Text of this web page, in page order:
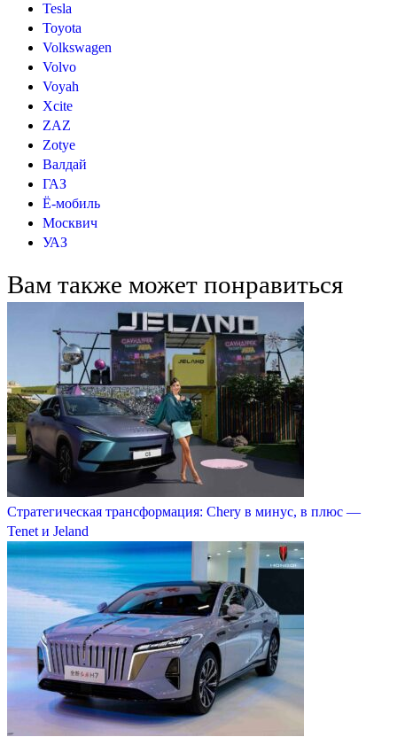
Tesla
Toyota
Volkswagen
Volvo
Voyah
Xcite
ZAZ
Zotye
Валдай
ГАЗ
Ё-мобиль
Москвич
УАЗ
Вам также может понравиться
Стратегическая трансформация: Chery в минус, в плюс —
Tenet и Jeland